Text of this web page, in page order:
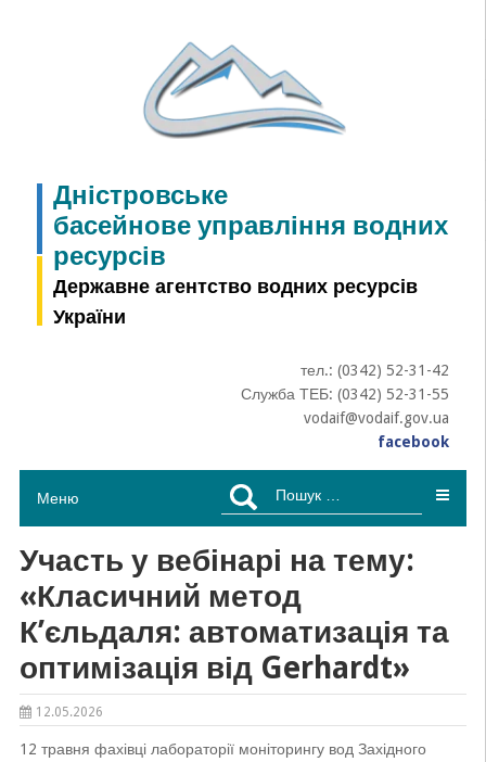
Дністровське
басейнове управління водних
ресурсів
Державне агентство водних ресурсів
України
тел.: (0342) 52-31-42
Служба ТЕБ: (0342) 52-31-55
vodaif@vodaif.gov.ua
facebook
Меню
Пошук:
Участь у вебінарі на тему:
«Класичний метод
К’єльдаля: автоматизація та
оптимізація від Gerhardt»
12.05.2026
12 травня фахівці лабораторії моніторингу вод Західного